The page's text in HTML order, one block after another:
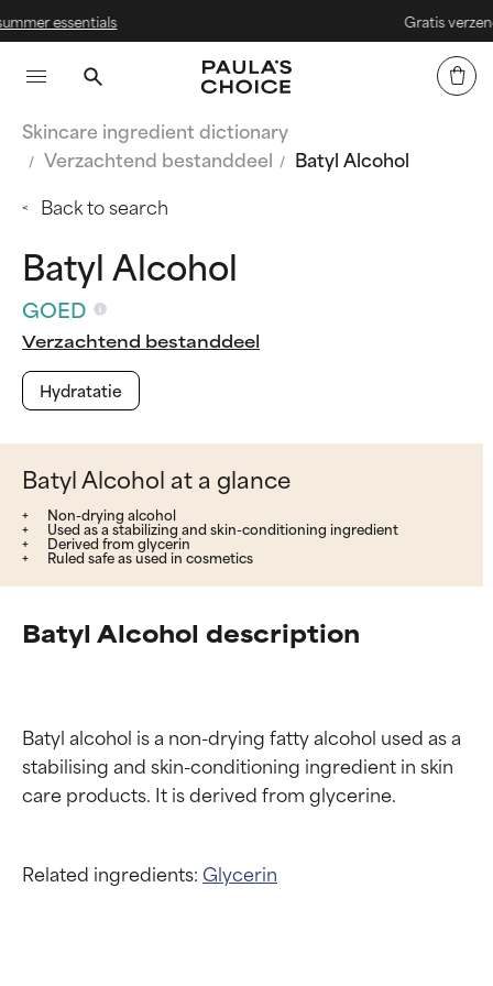
Gratis verzending vanaf €
Skincare ingredient dictionary
Verzachtend bestanddeel
Batyl Alcohol
Back to search
Batyl Alcohol
GOED
Verzachtend bestanddeel
Hydratatie
Batyl Alcohol at a glance
Non-drying alcohol
Used as a stabilizing and skin-conditioning ingredient
Derived from glycerin
Ruled safe as used in cosmetics
Batyl Alcohol description
Batyl alcohol is a non-drying fatty alcohol used as a
stabilising and skin-conditioning ingredient in skin
Related ingredients: Glycerin